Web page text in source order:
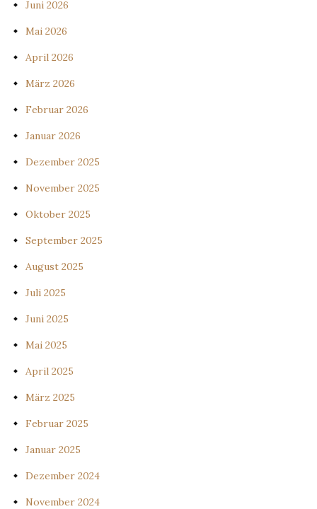
Juni 2026
Mai 2026
April 2026
März 2026
Februar 2026
Januar 2026
Dezember 2025
November 2025
Oktober 2025
September 2025
August 2025
Juli 2025
Juni 2025
Mai 2025
April 2025
März 2025
Februar 2025
Januar 2025
Dezember 2024
November 2024